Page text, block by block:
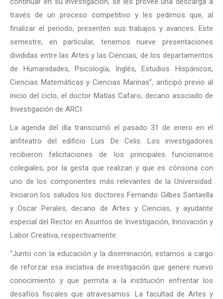
través de un proceso competitivo y les pedimos que, al
finalizar el periodo, presenten sus trabajos y avances. Este
semestre, en particular, tenemos nueve presentaciones
divididas entre las Artes y las Ciencias, de los departamentos
de Humanidades, Psicología, Inglés, Estudios Hispánicos,
Ciencias Matemáticas y Ciencias Marinas”, anticipó previo al
inicio del ciclo, el doctor Matías Cafaro, decano asociado de
Investigación de ARCI.
La agenda del día transcurrió el pasado 31 de enero en el
anfiteatro del edificio Luis De Celis. Los investigadores
recibieron felicitaciones de los principales funcionarios
colegiales, por la gesta que realizan y que es cónsona con
uno de los componentes más relevantes de la Universidad.
Iniciaron los saludos los doctores Fernando Gilbes Santaella
y Oscar Perales, decano de Artes y Ciencias, y ayudante
especial del Rector en Asuntos de Investigación, Innovación y
Labor Creativa, respectivamente.
“Junto con la educación y la diseminación, estamos a cargo
de reforzar esa iniciativa de investigación que genere nuevo
conocimiento y que permita a la institución enfrentar los
desafíos fiscales que atravesamos. La facultad de Artes y